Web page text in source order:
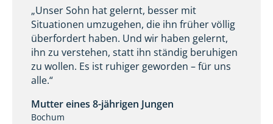
„Unser Sohn hat gelernt, besser mit
Situationen umzugehen, die ihn früher völlig
überfordert haben. Und wir haben gelernt,
ihn zu verstehen, statt ihn ständig beruhigen
zu wollen. Es ist ruhiger geworden – für uns
alle.“
Mutter eines 8-jährigen Jungen
Bochum